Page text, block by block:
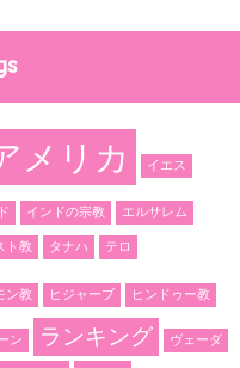
メリカ イエス
インドの宗教 エルサレム
ト教 タナハ テロ
ン教 ヒジャーブ ヒンドゥー教
ン ランキング ヴェーダ